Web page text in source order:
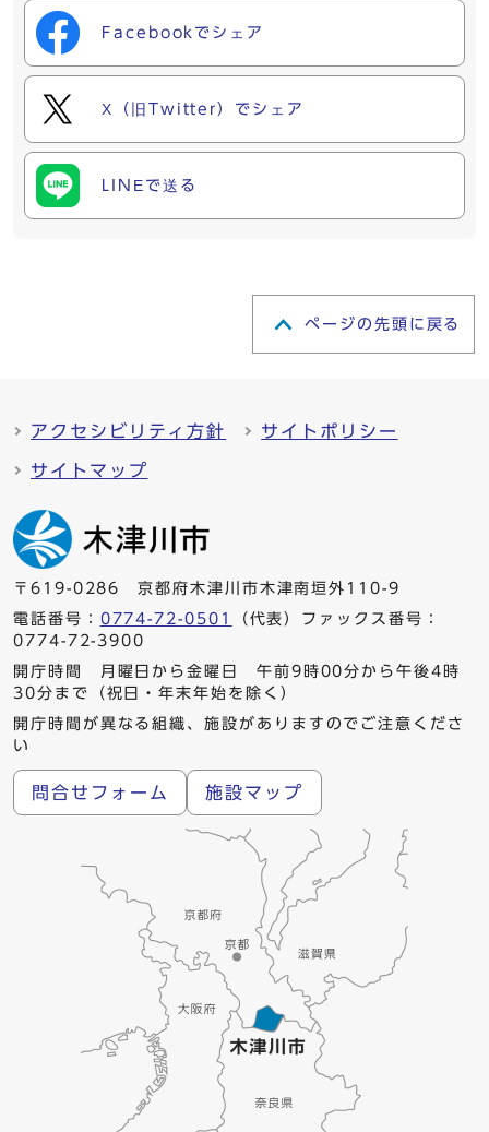
Facebookでシェア
X（旧Twitter）でシェア
LINEで送る
ページの先頭に戻る
アクセシビリティ方針 サイトポリシー
サイトマップ
〒619-0286 京都府木津川市木津南垣外110-9
電話番号： 0774-72-0501
（代表）ファックス番号：
0774-72-3900
開庁時間 月曜日から金曜日 午前9時00分から午後4時
30分まで（祝日・年末年始を除く）
開庁時間が異なる組織、施設がありますのでご注意くださ
い
問合せフォーム 施設マップ